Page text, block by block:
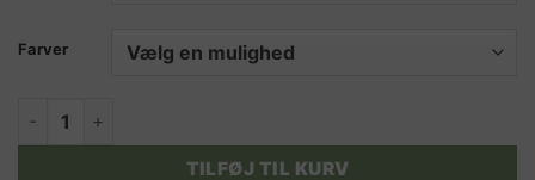
Farver
MARLENA strømper til hofteholder sort og tan 20 DEN. antal
TILFØJ TIL KURV